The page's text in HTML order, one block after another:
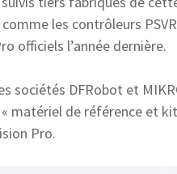
les contrôleurs
officiels l’année dernière.
sociétés DFRobot et
matériel de référence et
Pro.